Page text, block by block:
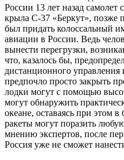
России 13 лет назад самолет
крыла С-37 «Беркут», позже
был придать колоссальный
авиации в России. Ведь
вынести перегрузки,
что, казалось бы,
дистанционного управления
предпочло просто закрыть
лодки могут с помощью
могут обнаружить
океане, оставаясь при этом
ракеты могут поразить
мнению экспертов, после
Россия уже не сможет